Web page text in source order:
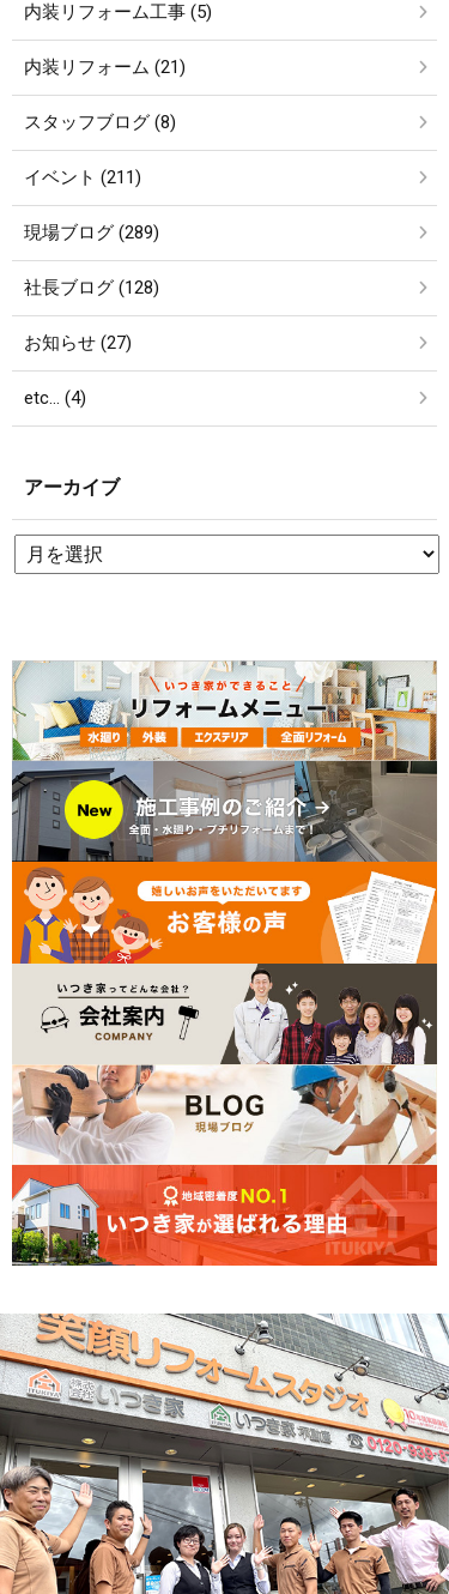
内装リフォーム工事 (5)
内装リフォーム (21)
スタッフブログ (8)
イベント (211)
現場ブログ (289)
社長ブログ (128)
お知らせ (27)
etc… (4)
アーカイブ